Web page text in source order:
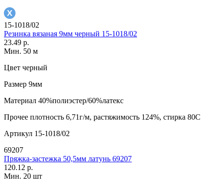
15-1018/02
Резинка вязаная 9мм черный 15-1018/02
23.49 р.
Мин. 50 м
Цвет черный
Размер 9мм
Материал 40%полиэстер/60%латекс
Прочее плотность 6,71г/м, растяжимость 124%, стирка 80С
Артикул 15-1018/02
69207
Пряжка-застежка 50,5мм латунь 69207
120.12 р.
Мин. 20 шт